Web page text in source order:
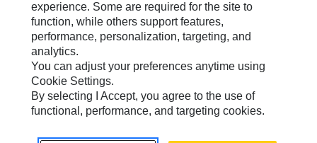
Seitenübersicht
Cookie Settings
Rechtliche Hinweise
Datenschutz
experience. Some are required for the site to
function, while others support features,
performance, personalization, targeting, and
analytics.
You can adjust your preferences anytime using
Cookie Settings.
By selecting I Accept, you agree to the use of
functional, performance, and targeting cookies.